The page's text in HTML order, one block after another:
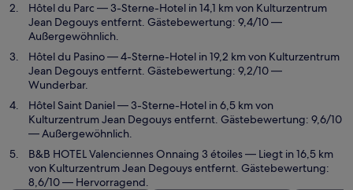
Hôtel du Parc — 3-Sterne-Hotel in 14,1 km von Kulturzentrum
Jean Degouys entfernt. Gästebewertung: 9,4/10 —
Außergewöhnlich.
Hôtel du Pasino— 4-Sterne-Hotel in 19,2 km von Kulturzentrum
Jean Degouys entfernt. Gästebewertung: 9,2/10 —
Wunderbar.
Hôtel Saint Daniel— 3-Sterne-Hotel in 6,5 km von
Kulturzentrum Jean Degouys entfernt. Gästebewertung: 9,6/10
— Außergewöhnlich.
B&B HOTEL Valenciennes Onnaing 3 étoiles— Liegt in 16,5 km
von Kulturzentrum Jean Degouys entfernt. Gästebewertung:
8,6/10 — Hervorragend.